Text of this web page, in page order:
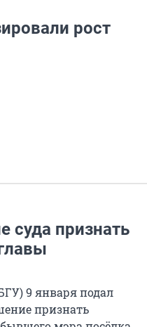
рост
суда признать
9 января подал
признать